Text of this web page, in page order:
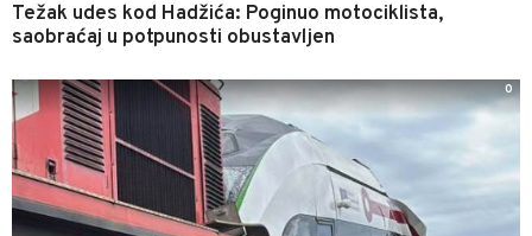
Težak udes kod Hadžića: Poginuo motociklista,
saobraćaj u potpunosti obustavljen
0